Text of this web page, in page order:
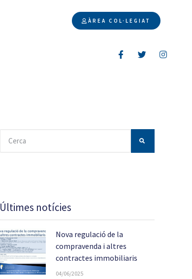
ÀREA COL·LEGIAT
Últimes notícies
Nova regulació de la
compravenda i altres
contractes immobiliaris
04/06/2025